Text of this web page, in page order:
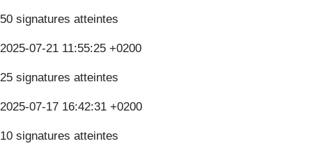
50 signatures atteintes
2025-07-21 11:55:25 +0200
25 signatures atteintes
2025-07-17 16:42:31 +0200
10 signatures atteintes